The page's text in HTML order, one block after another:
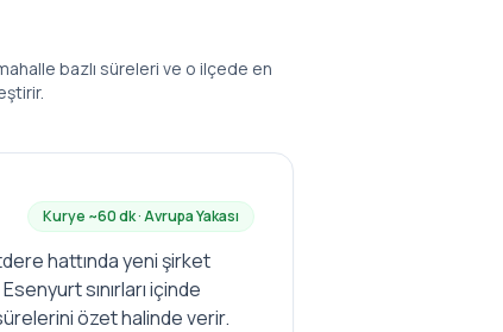
bazlı süreleri ve o ilçede en
Kurye ~60dk ·AvrupaYakası
hattında yeni şirket
sınırları içinde
özet halinde verir.